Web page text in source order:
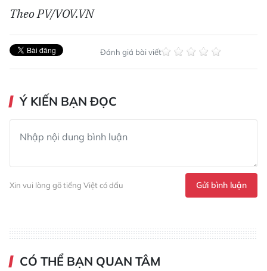
TheoPV/VOV.VN
Đánh giá bài viết
Ý KIẾN BẠN ĐỌC
Xin vui lòng gõ tiếng Việt có dấu Gửi bình luận
CÓ THỂ BẠN QUAN TÂM